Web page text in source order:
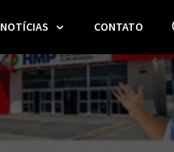
NOTÍCIAS CONTATO